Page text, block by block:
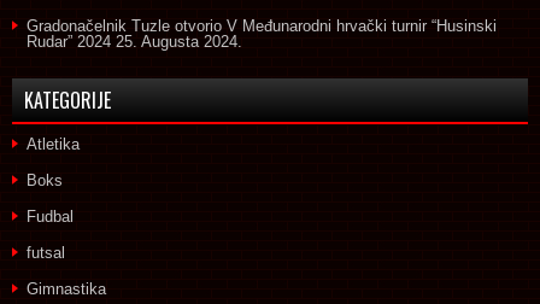
Gradonačelnik Tuzle otvorio V Međunarodni hrvački turnir “Husinski
Rudar” 2024 25. Augusta 2024.
KATEGORIJE
Atletika
Boks
Fudbal
futsal
Gimnastika